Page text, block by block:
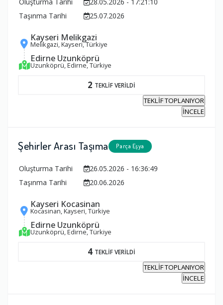
Taşınma Tarihi
25.07.2026
Kayseri Melikgazi
Melikgazi, Kayseri, Türkiye
Edirne Uzunköprü
Uzunköprü, Edirne, Türkiye
2 TEKLİF VERİLDİ
TEKLİF TOPLANIYOR
İNCELE
Şehirler Arası Taşıma Parça Eşya
Oluşturma Tarihi
26.05.2026 - 16:36:49
Taşınma Tarihi
20.06.2026
Kayseri Kocasinan
Kocasinan, Kayseri, Türkiye
Edirne Uzunköprü
Uzunköprü, Edirne, Türkiye
4 TEKLİF VERİLDİ
TEKLİF TOPLANIYOR
İNCELE